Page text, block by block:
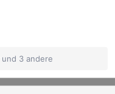
und 3 andere